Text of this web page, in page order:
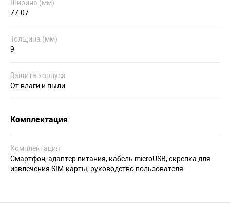
Ширина (мм)
77.07
Толщина (мм)
9
Защита корпуса
От влаги и пыли
Комплектация
Комплектация
Смартфон, адаптер питания, кабель microUSB, скрепка для
извлечения SIM-карты, руководство пользователя